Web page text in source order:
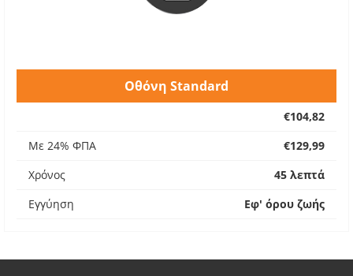
Οθόνη Standard
€104,82
Με 24% ΦΠΑ
€129,99
Χρόνος
45 λεπτά
Εγγύηση
Εφ' όρου ζωής